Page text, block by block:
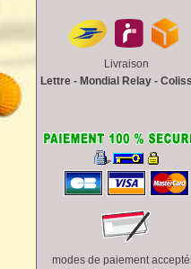
Livraison
Lettre - Mondial Relay -
modes de paiement